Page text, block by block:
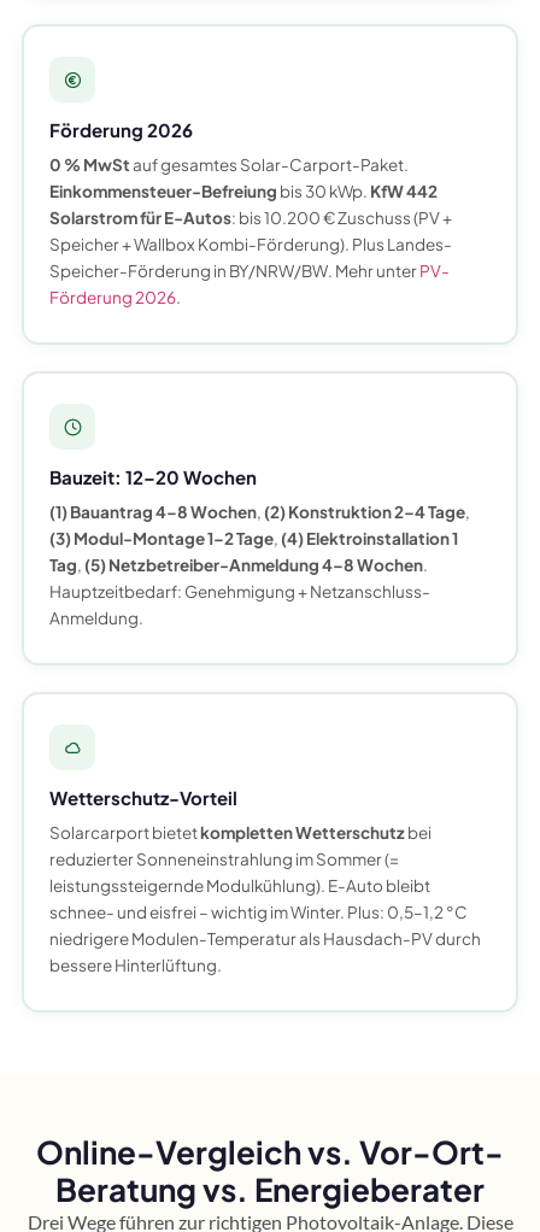
Förderung 2026
0 % MwStauf gesamtes Solar-Carport-Paket.
Einkommensteuer-Befreiung bis 30 kWp. KfW 442
Solarstrom für E-Autos: bis 10.200 € Zuschuss (PV +
Speicher + Wallbox Kombi-Förderung). Plus Landes-
Speicher-Förderung in BY/NRW/BW. Mehr unterPV-
Förderung 2026.
Bauzeit: 12–20 Wochen
(1) Bauantrag 4–8 Wochen, (2) Konstruktion 2–4 Tage,
(3) Modul-Montage 1–2 Tage, (4) Elektroinstallation 1
Tag, (5) Netzbetreiber-Anmeldung 4–8 Wochen.
Hauptzeitbedarf: Genehmigung + Netzanschluss-
Anmeldung.
Wetterschutz-Vorteil
Solarcarport bietetkompletten Wetterschutzbei
reduzierter Sonneneinstrahlung im Sommer (=
leistungssteigernde Modulkühlung). E-Auto bleibt
schnee- und eisfrei – wichtig im Winter. Plus: 0,5–1,2 °C
niedrigere Modulen-Temperatur als Hausdach-PV durch
bessere Hinterlüftung.
Online-Vergleich vs. Vor-Ort-
Beratung vs. Energieberater
Drei Wege führen zur richtigen Photovoltaik-Anlage. Diese